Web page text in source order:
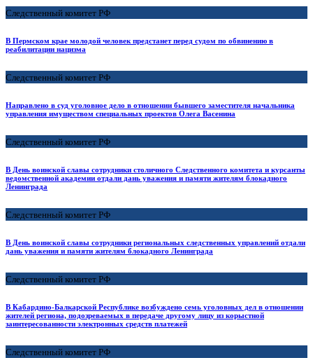
Следственный комитет РФ
В Пермском крае молодой человек предстанет перед судом по обвинению в
реабилитации нацизма
Следственный комитет РФ
Направлено в суд уголовное дело в отношении бывшего заместителя начальника
управления имуществом специальных проектов Олега Васенина
Следственный комитет РФ
В День воинской славы сотрудники столичного Следственного комитета и курсанты
ведомственной академии отдали дань уважения и памяти жителям блокадного
Ленинграда
Следственный комитет РФ
В День воинской славы сотрудники региональных следственных управлений отдали
дань уважения и памяти жителям блокадного Ленинграда
Следственный комитет РФ
В Кабардино-Балкарской Республике возбуждено семь уголовных дел в отношении
жителей региона, подозреваемых в передаче другому лицу из корыстной
заинтересованности электронных средств платежей
Следственный комитет РФ